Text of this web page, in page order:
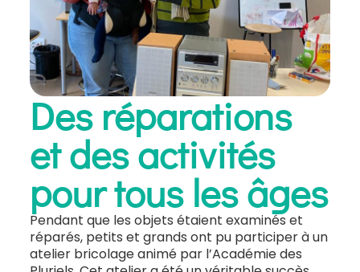
Des réparations
et des activités
pour tous les âges
Pendant que les objets étaient examinés et
réparés, petits et grands ont pu participer à un
atelier bricolage animé par l’Académie des